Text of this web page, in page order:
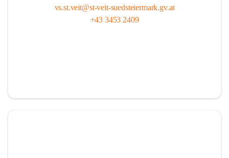
vs.st.veit@st-veit-suedsteiermark.gv.at
+43 3453 2409